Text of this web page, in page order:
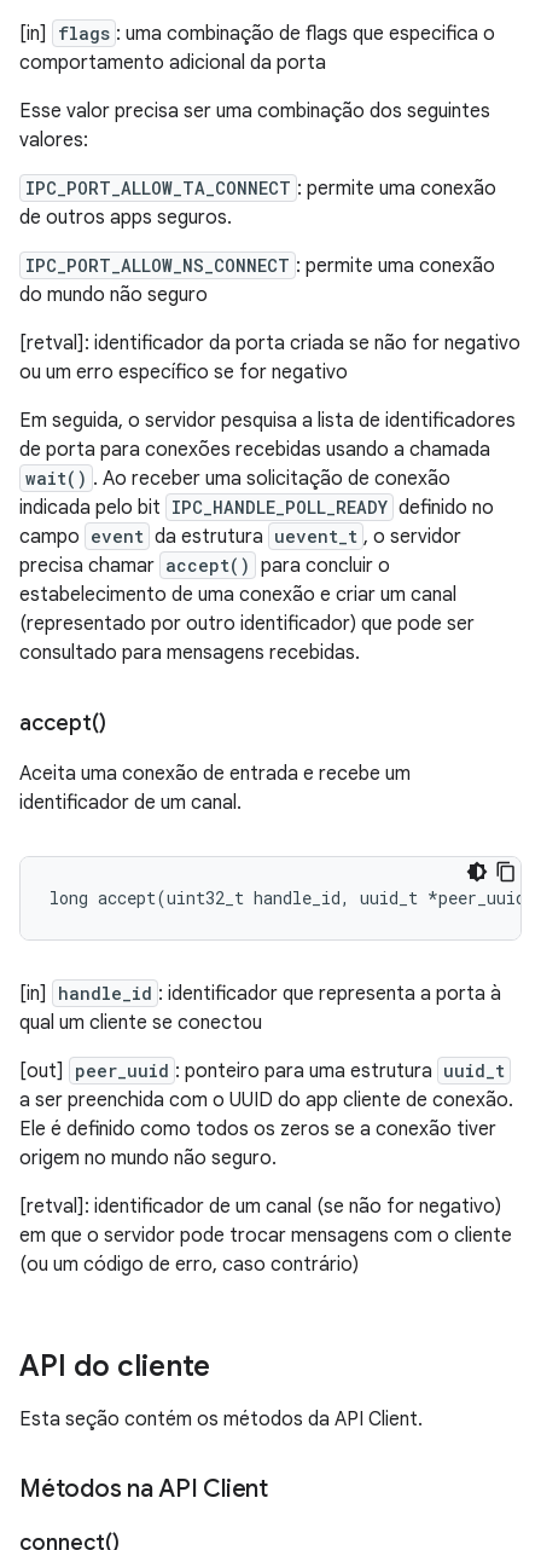
[in] flags : uma combinação de flags que especifica o
comportamento adicional da porta
Esse valor precisa ser uma combinação dos seguintes
valores:
IPC_PORT_ALLOW_TA_CONNECT : permite uma conexão
de outros apps seguros.
IPC_PORT_ALLOW_NS_CONNECT : permite uma conexão
do mundo não seguro
[retval]: identificador da porta criada se não for negativo
ou um erro específico se for negativo
Em seguida, o servidor pesquisa a lista de identificadores
de porta para conexões recebidas usando a chamada
wait() . Ao receber uma solicitação de conexão
indicada pelo bit IPC_HANDLE_POLL_READY definido no
campo event da estrutura uevent_t , o servidor
precisa chamar accept() para concluir o
estabelecimento de uma conexão e criar um canal
(representado por outro identificador) que pode ser
consultado para mensagens recebidas.
accept()
Aceita uma conexão de entrada e recebe um
identificador de um canal.
long accept(uint32_t handle_id, uuid_t *peer_uuid
[in] handle_id : identificador que representa a porta à
qual um cliente se conectou
[out]
peer_uuid : ponteiro para uma estrutura uuid_t
a ser preenchida com o UUID do app cliente de conexão.
Ele é definido como todos os zeros se a conexão tiver
origem no mundo não seguro.
[retval]: identificador de um canal (se não for negativo)
em que o servidor pode trocar mensagens com o cliente
(ou um código de erro, caso contrário)
API do cliente
Esta seção contém os métodos da API Client.
Métodos na API Client
connect()